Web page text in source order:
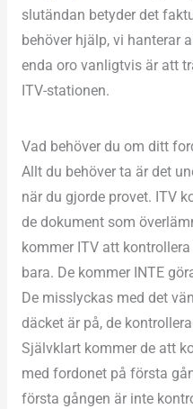
slutändan betyder det
behöver hjälp, vi hanterar
enda oro vanligtvis är att
ITV-stationen.
Vad behöver du om ditt
Allt du behöver ta är det
när du gjorde provet. ITV
de dokument som
kommer ITV att
bara. De kommer INTE
De misslyckas med det
däcket är på, de
Självklart kommer de att
med fordonet på första
första gången är inte